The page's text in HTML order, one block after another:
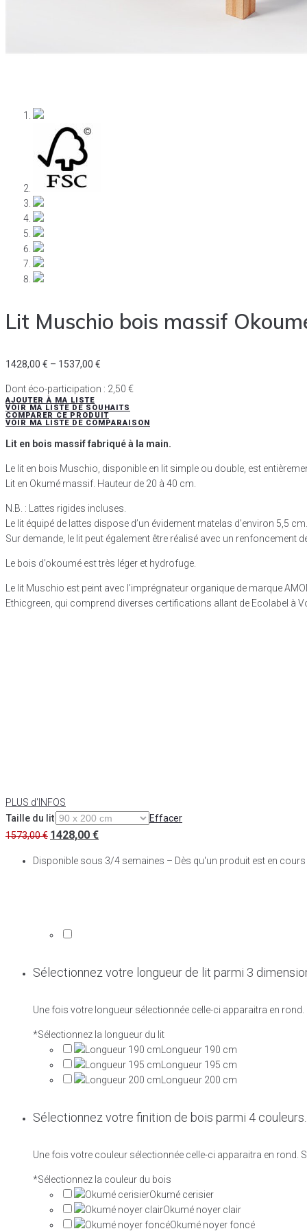
Lit Muschio bois massif
1428,00 € – 1537,00 €
Dont éco-participation : 2,50 €
AJOUTER À MA LISTE
VOIR MA LISTE DE SOUHAITS
COMPARER CE PRODUIT
VOIR MA LISTE DE COMPARAISON
Lit en bois massif fabriqué à la main.
Le lit en bois Muschio, disponible en lit simple ou double, est
Lit en Okumé massif. Hauteur de 20 à 40 cm.
N.B. : Lattes rigides incluses.
Le lit équipé de lattes dispose d’un évidement matelas d’environ 5,5
Sur demande, le lit peut également être réalisé avec un renfoncement
Le bois d’okoumé est très léger et hydrofuge.
Le lit Muschio est peint avec l’imprégnateur organique de marque
Ethicgreen, qui comprend diverses certifications allant de Ecolabel à
PLUS d'INFOS
Taille du lit
Effacer
1573,00€ 1428,00 €
Disponible sous 3/4 semaines – Dès qu'un produit est en
Sélectionnez votre longueur de lit parmi 3
Une fois votre longueur sélectionnée celle-ci apparaitra en
*Sélectionnez la longueur du lit
Longueur 190 cm
Longueur 195 cm
Longueur 200 cm
Sélectionnez votre finition de bois parmi 4
Une fois votre couleur sélectionnée celle-ci apparaitra en
*Sélectionnez la couleur du bois
Okumé cerisier
Okumé noyer clair
Okumé noyer foncé